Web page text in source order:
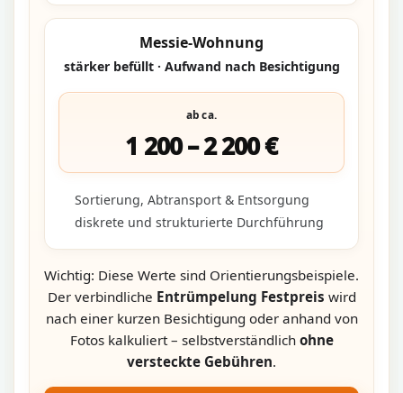
Messie-Wohnung
stärker befüllt · Aufwand nach Besichtigung
ab ca.
1 200 – 2 200 €
Sortierung, Abtransport & Entsorgung
diskrete und strukturierte Durchführung
Wichtig: Diese Werte sind Orientierungsbeispiele.
Der verbindliche Entrümpelung Festpreis wird
nach einer kurzen Besichtigung oder anhand von
Fotos kalkuliert – selbstverständlich ohne
versteckte Gebühren.